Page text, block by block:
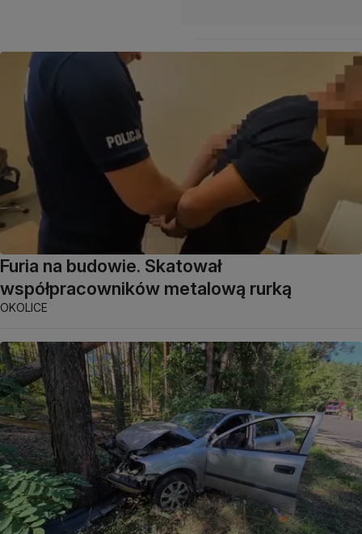
Furia na budowie. Skatował
współpracowników metalową rurką
OKOLICE